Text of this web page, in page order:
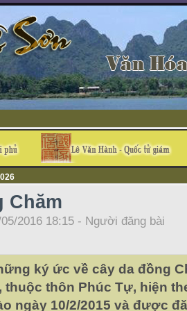
Chăm
2016 18:15 - Người đăng bài
ký ức về cây da đồng
thuộc thôn Phúc Tự, hiện
ngày 10/2/2015 và được